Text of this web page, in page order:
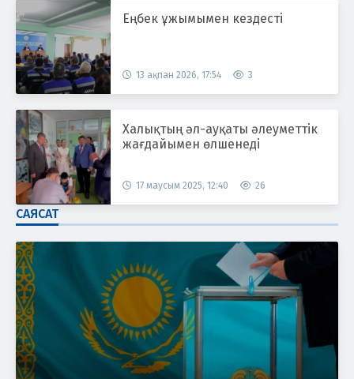
Еңбек ұжымымен кездесті
13 ақпан 2026, 17:54 3
Халықтың әл-ауқаты әлеуметтік
жағдайымен өлшенеді
17 маусым 2025, 12:40 26
САЯСАТ